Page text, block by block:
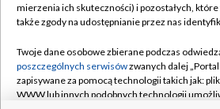
Naziemna Telewizja Cyfrowa
Rada Programowa
System NOS
Pomoc
Kontakt
mierzenia ich skuteczności) i pozostałych,
także zgody na udostępnianie przez nas
Twoje dane osobowe zbierane podczas
poszczególnych serwisówzwanych dalej
zapisywane za pomocą technologii takich jak:
WWW lub innych podobnych technologii